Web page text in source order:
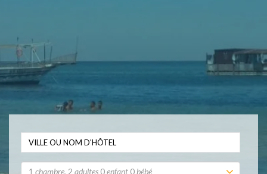
1 chambre, 2 adultes 0enfant 0bébé